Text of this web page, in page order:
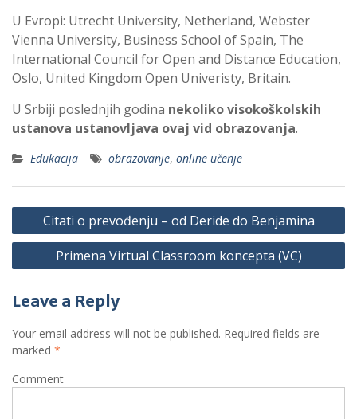
U Evropi: Utrecht University, Netherland, Webster
Vienna University, Business School of Spain, The
International Council for Open and Distance Education,
Oslo, United Kingdom Open Univeristy, Britain.
U Srbiji poslednjih godina nekoliko visokoškolskih
ustanova ustanovljava ovaj vid obrazovanja.
Edukacija obrazovanje, online učenje
P
o
n
a
v
i
Citati o prevođenju – od Deride do Benjamina
Primena Virtual Classroom koncepta (VC)
Leave a Reply
Your email address will not be published. Required fields are
marked *
Comment